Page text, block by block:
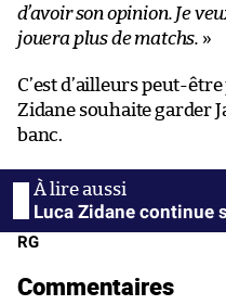
d’avoir son opinion. Je
jouera plus de matchs. »
C’est d’ailleurs peut-
Zidane souhaite garder
banc.
Luca Zidane continue
RG
Commentaires